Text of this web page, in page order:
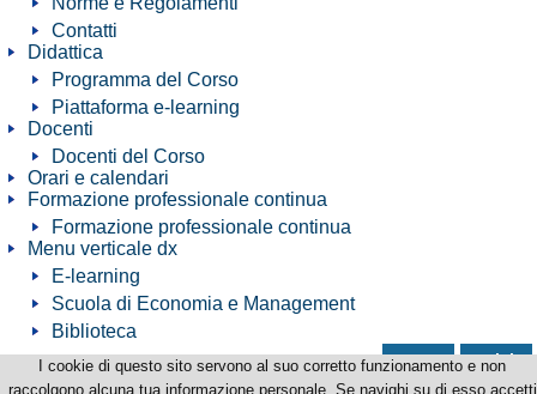
Contatti
Didattica
Programma del Corso
Piattaforma e-learning
Docenti
Docenti del Corso
Orari e calendari
Formazione professionale continua
Formazione professionale continua
Menu verticale dx
E-learning
Scuola di Economia e Management
Biblioteca
news avvisi
Corso di Perfezionamento in Diritto e Gestione della crisi d'impresa e del debitore
I cookie di questo sito servono al suo corretto funzionamento e non
raccolgono alcuna tua informazione personale. Se navighi su di esso accetti